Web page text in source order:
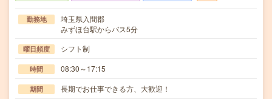
勤務地
埼玉県入間郡
みずほ台駅からバス5分
曜日頻度 シフト制
時間 08:30～17:15
期間 長期でお仕事できる方、大歓迎！